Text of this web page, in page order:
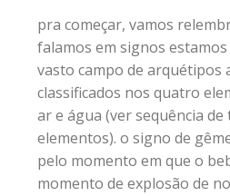
pra começar, vamos
falamos em signos
vasto campo de arquétipos
classificados nos quatro
ar e água (ver sequência
elementos). o signo de
pelo momento em que o
momento de explosão de